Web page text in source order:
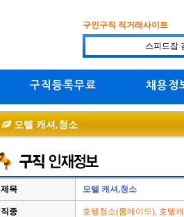
구인구직 직거래사이트
구직등록무료 채용정
모텔 캐셔,청소
제목 모텔 캐셔,청소
직종 호텔청소(룸메이드), 호텔